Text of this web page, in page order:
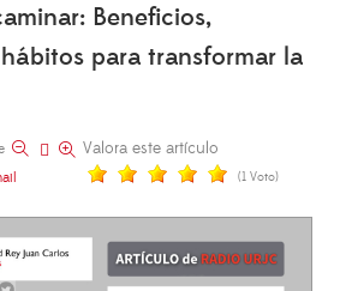
Beneficios,
para transformar la
Valora este artículo
(1 Voto)